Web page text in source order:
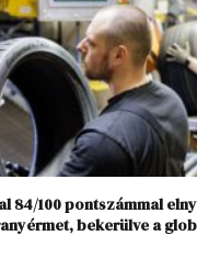
84/100 pontszámmal
bekerülve a